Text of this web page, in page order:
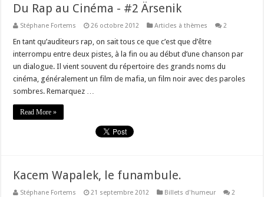
Du Rap au Cinéma - #2 Ärsenik
Stéphane Fortems 26 octobre 2012 Articles à thèmes 2
En tant qu’auditeurs rap, on sait tous ce que c’est que d’être
interrompu entre deux pistes, à la fin ou au début d’une chanson par
un dialogue. Il vient souvent du répertoire des grands noms du
cinéma, généralement un film de mafia, un film noir avec des paroles
sombres. Remarquez …
Read More »
Kacem Wapalek, le funambule.
Stéphane Fortems 21 septembre 2012 Billets d'humeur 2